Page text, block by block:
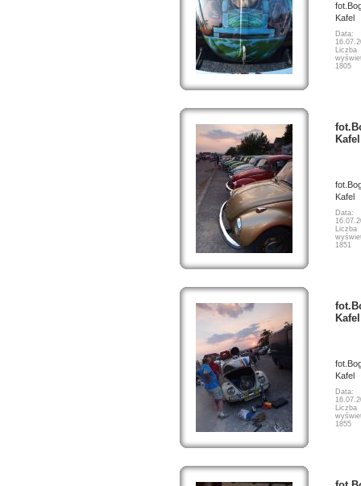
Kafel
Data:
Liczba
1805
Kafel
Kafel
Data:
Liczba
1851
Kafel
Kafel
Data:
Liczba
1855